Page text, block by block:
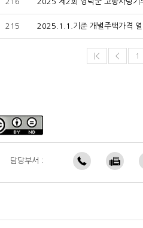
216 2025 제2회 영덕군 고향사랑기
215 2025.1.1.기준 개별주택가격
|< < 1
담당부서 :